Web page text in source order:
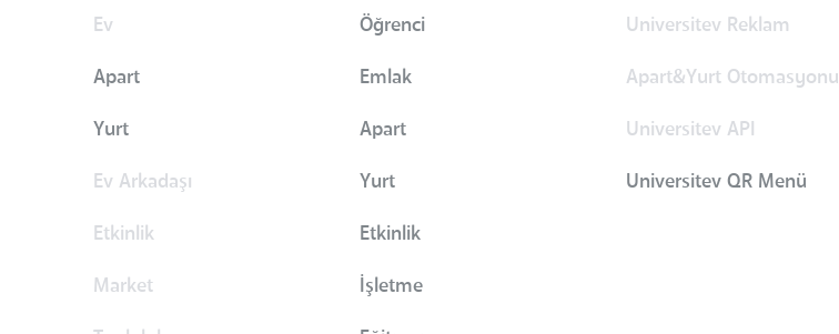
Ev
Apart
Yurt
Ev Arkadaşı
Etkinlik
Market
Öğrenci
Emlak
Apart
Yurt
Etkinlik
İşletme
Universitev Reklam
Apart&Yurt Otomasyonu
Universitev API
Universitev QR Menü